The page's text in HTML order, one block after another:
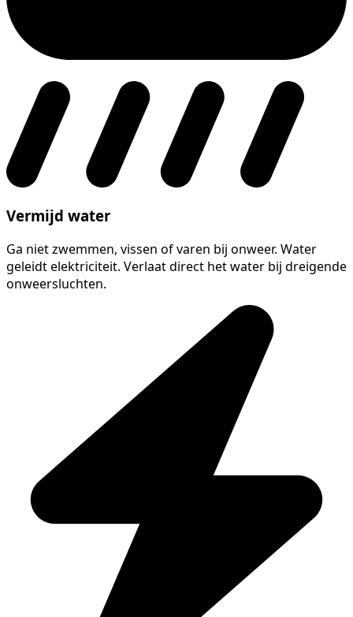
Vermijd water
Ga niet zwemmen, vissen of varen bij onweer. Water
geleidt elektriciteit. Verlaat direct het water bij dreigende
onweersluchten.